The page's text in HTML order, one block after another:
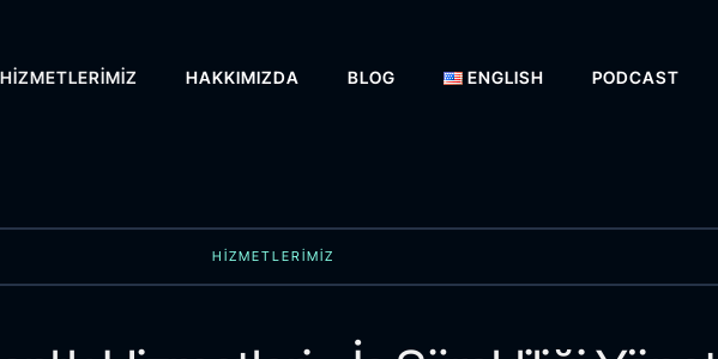
HIZMETLERIMIZ HAKKIMIZDA BLOG ENGLISH PODCAST
HİZMETLERİMİZ